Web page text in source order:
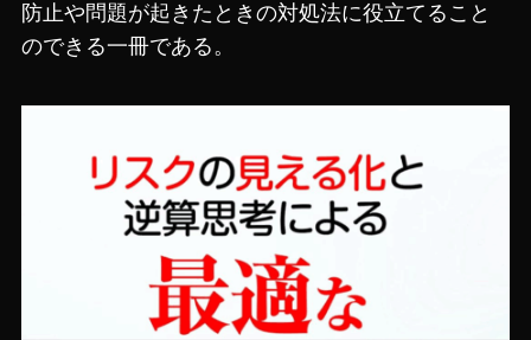
防止や問題が起きたときの対処法に役立てること
のできる一冊である。